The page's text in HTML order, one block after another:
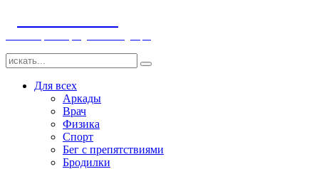
Для всех
Аркады
Врач
Физика
Спорт
Бег с препятствиями
Бродилки